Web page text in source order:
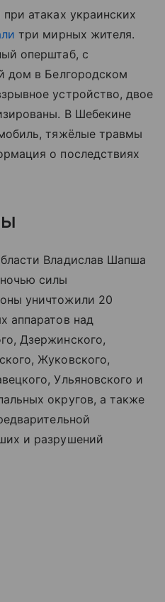
атаках украинских
три мирных жителя.
оперштаб, с
дом в Белгородском
устройство, двое
В Шебекине
тяжёлые травмы
о последствиях
Владислав Шапша
силы
уничтожили 20
аппаратов над
Дзержинского,
Жуковского,
Ульяновского и
округов, а также
и разрушений